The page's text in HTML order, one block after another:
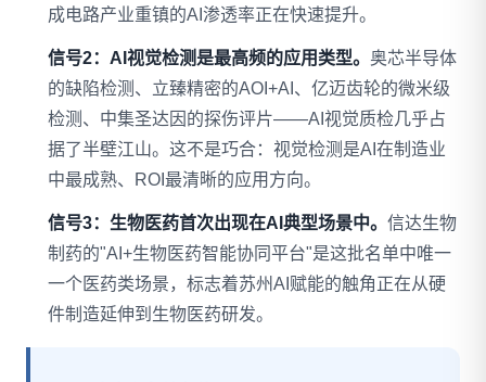
成电路产业重镇的AI渗透率正在快速提升。
信号2：AI视觉检测是最高频的应用类型。 奥芯半导体
的缺陷检测、立臻精密的AOI+AI、亿迈齿轮的微米级
检测、中集圣达因的探伤评片——AI视觉质检几乎占
据了半壁江山。这不是巧合：视觉检测是AI在制造业
中最成熟、ROI最清晰的应用方向。
信号3：生物医药首次出现在AI典型场景中。 信达生物
制药的"AI+生物医药智能协同平台"是这批名单中唯一
一个医药类场景，标志着苏州AI赋能的触角正在从硬
件制造延伸到生物医药研发。